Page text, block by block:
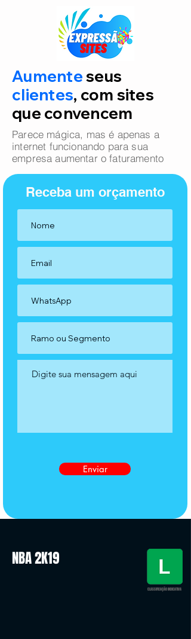
Aumenteseus
clientes, com sites
que convencem
Parece mágica, mas é apenas a
internet funcionando para sua
empresa aumentar o faturamento
Receba um orçamento
Enviar
NBA 2K19
CLASSIFICAÇÃO INDICATIVA